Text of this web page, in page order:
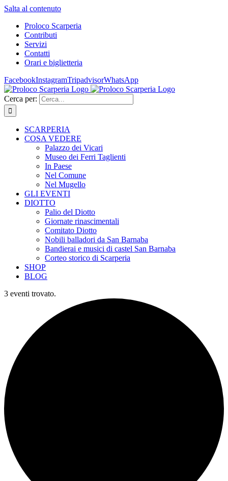
Salta al contenuto
Proloco Scarperia
Contributi
Servizi
Contatti
Orari e biglietteria
FacebookInstagramTripadvisorWhatsApp
Cerca per:
SCARPERIA
COSA VEDERE
Palazzo dei Vicari
Museo dei Ferri Taglienti
In Paese
Nel Comune
Nel Mugello
GLI EVENTI
DIOTTO
Palio del Diotto
Giornate rinascimentali
Comitato Diotto
Nobili balladori da San Barnaba
Bandierai e musici di castel San Barnaba
Corteo storico di Scarperia
SHOP
BLOG
3 eventi trovato.